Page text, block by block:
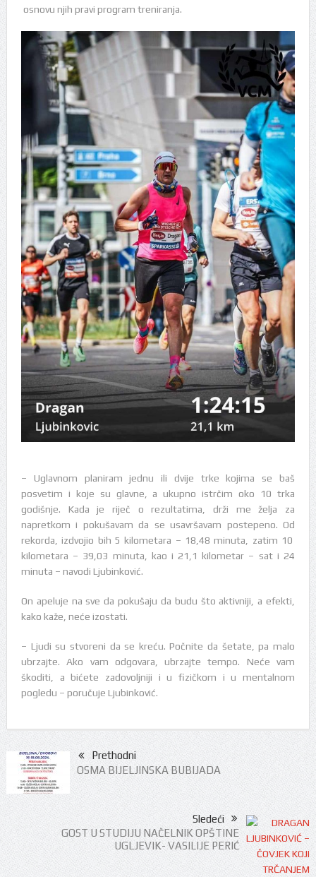
osnovu njih pravi program treniranja.
– Uglavnom planiram jednu ili dvije trke kojima se baš
posvetim i koje su glavne, a ukupno istrčim oko 10 trka
godišnje. Kada je riječ o rezultatima, drži me želja za
napretkom i pokušavam da se usavršavam postepeno. Od
rekorda, izdvojio bih 5 kilometara – 18,48 minuta, zatim 10
kilometara – 39,03 minuta, kao i 21,1 kilometar – sat i 24
minuta – navodi Ljubinković.
On apeluje na sve da pokušaju da budu što aktivniji, a efekti,
kako kaže, neće izostati.
– Ljudi su stvoreni da se kreću. Počnite da šetate, pa malo
ubrzajte. Ako vam odgovara, ubrzajte tempo. Neće vam
škoditi, a bićete zadovoljniji i u fizičkom i u mentalnom
pogledu – poručuje Ljubinković.
Prethodni
OSMA BIJELJINSKA BUBIJADA
Sledeći
GOST U STUDIJU NAČELNIK OPŠTINE
UGLJEVIK- VASILIJE PERIĆ